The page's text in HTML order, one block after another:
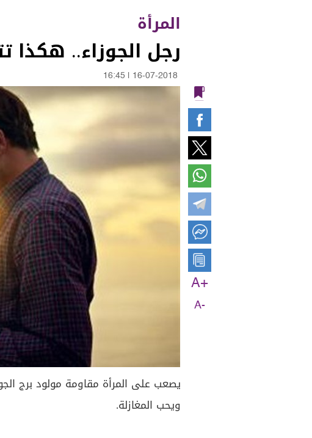
المرأة
رجل الجوزاء.. هكذا
16-07-2018
16:45
A+
A-
يصعب على المرأة مقاومة مولود برج
ويحب المغازلة.